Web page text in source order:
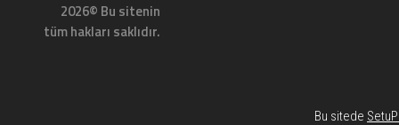
2026© Bu sitenin
tüm hakları saklıdır.
Bu sitede SetuP